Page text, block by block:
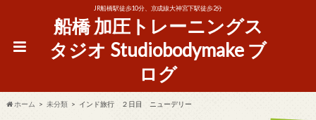
JR船橋駅徒歩10分、京成線大神宮下駅徒歩2分
船橋 加圧トレーニングス
タジオ Studiobodymake ブ
ログ
ホーム 未分類 インド旅行 ２日目 ニューデリー